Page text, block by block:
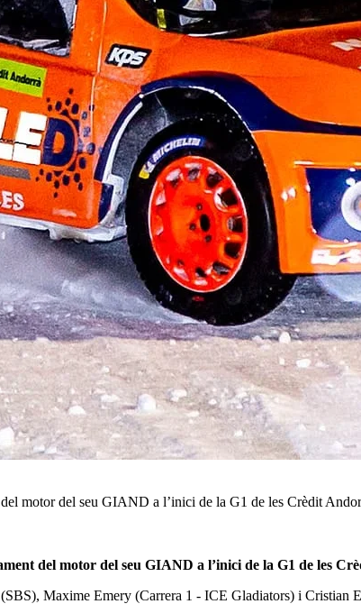
motor del seu GIAND a l’inici de la G1 de les Crèdit
del motor del seu GIAND a l’inici de la G1 de les
Maxime Emery (Carrera 1 - ICE Gladiators) i Cristian